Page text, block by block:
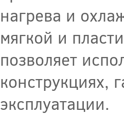
нагрева и
мягкой и
позволяет
конструкциях,
эксплуатации.